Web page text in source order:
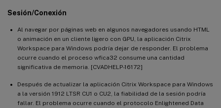
Sesión/Conexión
Al navegar por páginas web en algunos navegadores usando HTML
o animación en un cliente ligero con GPU, la aplicación Citrix
Workspace para Windows podría dejar de responder. El problema
ocurre cuando el proceso wfica32 consume una cantidad
significativa de memoria. [CVADHELP-16172]
Después de actualizar la aplicación Citrix Workspace para Windows
a la versión 1912 LTSR CU1 o CU2, la fiabilidad de la sesión podría
fallar. El problema ocurre cuando el protocolo Enlightened Data